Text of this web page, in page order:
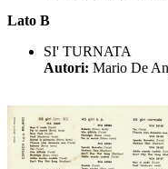
Lato B
SI' TURNATA
Autori: Mario De